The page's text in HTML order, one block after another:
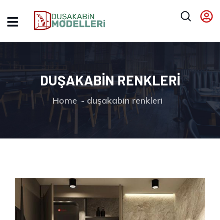
DUŞAKABIN RENKLERI
Home duşakabin renkleri